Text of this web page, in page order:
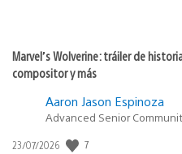
Marvel’s Wolverine: tráiler de
compositor y más
Aaron Jason Espinoza
Advanced Senior
Fecha
23/07/2026 7